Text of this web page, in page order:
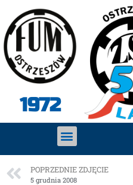
1972
POPRZEDNIE ZDJĘCIE
5 grudnia 2008